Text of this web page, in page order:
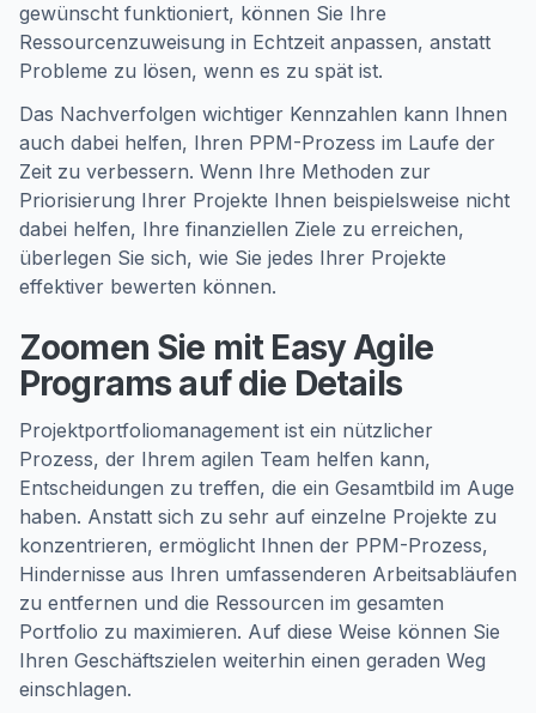
gewünscht funktioniert, können Sie Ihre
Ressourcenzuweisung in Echtzeit anpassen, anstatt
Probleme zu lösen, wenn es zu spät ist.
Das Nachverfolgen wichtiger Kennzahlen kann Ihnen
auch dabei helfen, Ihren PPM-Prozess im Laufe der
Zeit zu verbessern. Wenn Ihre Methoden zur
Priorisierung Ihrer Projekte Ihnen beispielsweise nicht
dabei helfen, Ihre finanziellen Ziele zu erreichen,
überlegen Sie sich, wie Sie jedes Ihrer Projekte
effektiver bewerten können.
Zoomen Sie mit Easy Agile
Programs auf die Details
Projektportfoliomanagement ist ein nützlicher
Prozess, der Ihrem agilen Team helfen kann,
Entscheidungen zu treffen, die ein Gesamtbild im Auge
haben. Anstatt sich zu sehr auf einzelne Projekte zu
konzentrieren, ermöglicht Ihnen der PPM-Prozess,
Hindernisse aus Ihren umfassenderen Arbeitsabläufen
zu entfernen und die Ressourcen im gesamten
Portfolio zu maximieren. Auf diese Weise können Sie
Ihren Geschäftszielen weiterhin einen geraden Weg
einschlagen.